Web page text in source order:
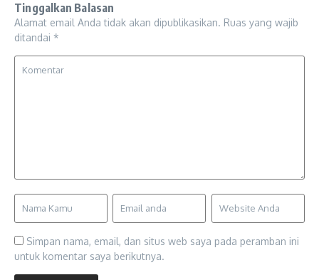
Tinggalkan Balasan
Alamat email Anda tidak akan dipublikasikan. Ruas yang wajib
ditandai *
Simpan nama, email, dan situs web saya pada peramban ini
untuk komentar saya berikutnya.